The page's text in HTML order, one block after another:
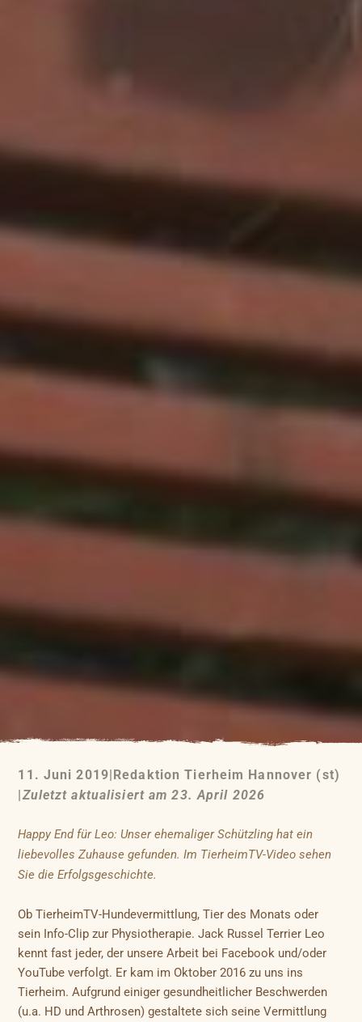
11. Juni 2019|Redaktion Tierheim Hannover (st)
|Zuletzt aktualisiert am 23. April 2026
Happy End für Leo: Unser ehemaliger Schützling hat ein
liebevolles Zuhause gefunden. Im TierheimTV-Video sehen
Sie die Erfolgsgeschichte.
Ob TierheimTV-Hundevermittlung, Tier des Monats oder
sein Info-Clip zur Physiotherapie. Jack Russel Terrier Leo
kennt fast jeder, der unsere Arbeit bei Facebook und/oder
YouTube verfolgt. Er kam im Oktober 2016 zu uns ins
Tierheim. Aufgrund einiger gesundheitlicher Beschwerden
(u.a. HD und Arthrosen) gestaltete sich seine Vermittlung